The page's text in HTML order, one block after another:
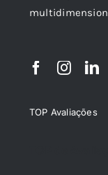
TOP Avaliações